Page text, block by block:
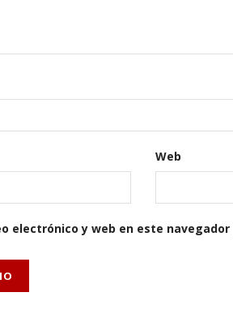
Web
electrónico y web en este